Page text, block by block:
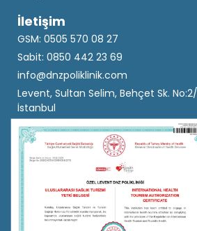
İletişim
GSM: 0505 570 08 27
Sabit: 0850 442 23 69
info@dnzpoliklinik.com
Levent, Sultan Selim, Behçet Sk.
İstanbul